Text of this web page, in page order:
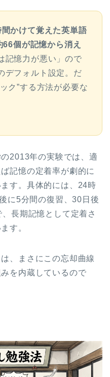
かけて覚えた英単語
個が記憶から消え
記憶力が悪い」ので
デフォルト設定。だ
ク”する方法が必要な
2013年の実験では、適
記憶の定着率が劇的に
す。具体的には、24時
に5分間の復習、30日後
長期記憶として定着さ
す。
、まさにこの忘却曲線
を内蔵しているので